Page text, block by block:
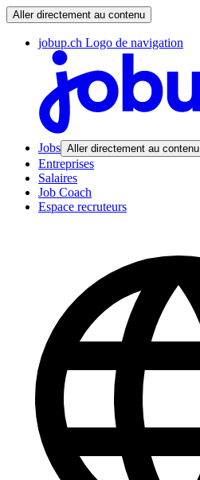
Aller directement au contenu
jobup.ch Logo de navigation
Jobs Aller directement au contenu
Entreprises
Salaires
Job Coach
Espace recruteurs